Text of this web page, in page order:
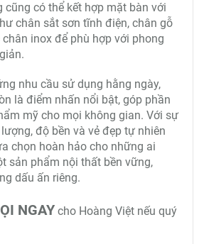
cũng có thể kết hợp mặt bàn với
chân sắt sơn tĩnh điện, chân gỗ
inox để phù hợp với phong
nhu cầu sử dụng hằng ngày,
là điểm nhấn nổi bật, góp phần
mỹ cho mọi không gian. Với sự
độ bền và vẻ đẹp tự nhiên
chọn hoàn hảo cho những ai
sản phẩm nội thất bền vững,
dấu ấn riêng.
NGAY cho Hoàng Việt nếu quý